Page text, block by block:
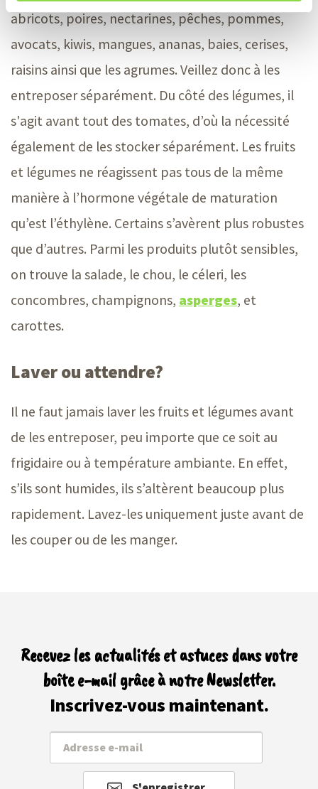
abricots, poires, nectarines, pêches, pommes,
avocats, kiwis, mangues, ananas, baies, cerises,
raisins ainsi que les agrumes. Veillez donc à les
entreposer séparément. Du côté des légumes, il
s'agit avant tout des tomates, d’où la nécessité
également de les stocker séparément. Les fruits
et légumes ne réagissent pas tous de la même
manière à l’hormone végétale de maturation
qu’est l’éthylène. Certains s’avèrent plus robustes
que d’autres. Parmi les produits plutôt sensibles,
on trouve la salade, le chou, le céleri, les
concombres, champignons, asperges, et
carottes.
Laver ou attendre?
Il ne faut jamais laver les fruits et légumes avant
de les entreposer, peu importe que ce soit au
frigidaire ou à température ambiante. En effet,
s’ils sont humides, ils s’altèrent beaucoup plus
rapidement. Lavez-les uniquement juste avant de
les couper ou de les manger.
Recevez les actualités et astuces dans votre
boîte e-mail grâce à notre Newsletter.
Inscrivez-vous maintenant.